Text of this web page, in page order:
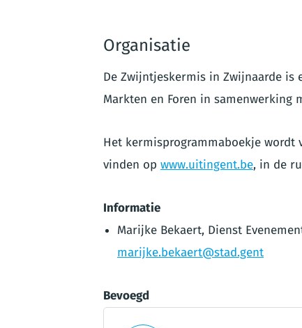
Organisatie
De Zwijntjeskermis in Zwijnaarde is
Markten en Foren in samenwerking
Het kermisprogrammaboekje wordt
vinden op www.uitingent.be, in de
Informatie
Marijke Bekaert, Dienst
marijke.bekaert@stad.gent
Bevoegd